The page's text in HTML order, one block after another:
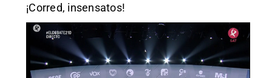
¡Corred, insensatos!